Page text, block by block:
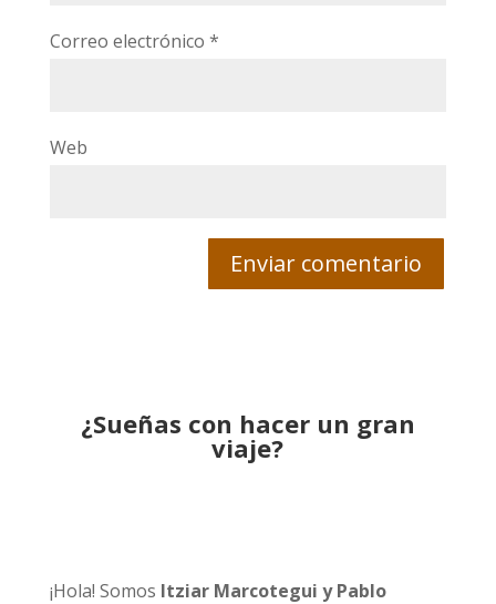
Correo electrónico *
Web
¿Sueñas con hacer un gran
viaje?
¡Hola! Somos Itziar Marcotegui y Pablo